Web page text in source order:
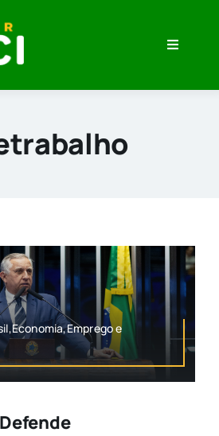
Toggle
e